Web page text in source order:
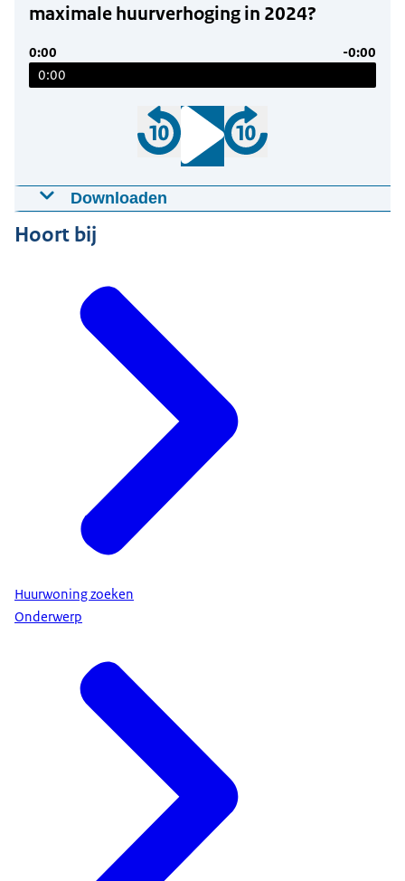
maximale huurverhoging in 2024?
0:00
0:00
-0:00
Downloaden
Gesproken versie van: Wat is de maximale
huurverhoging in 2024?
Download
Hoort bij
Huurwoning zoeken
Onderwerp